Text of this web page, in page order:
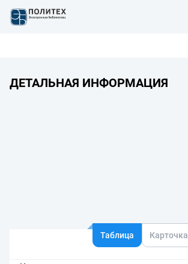
ДЕТАЛЬНАЯ ИНФОРМАЦИЯ
Таблица Карточка